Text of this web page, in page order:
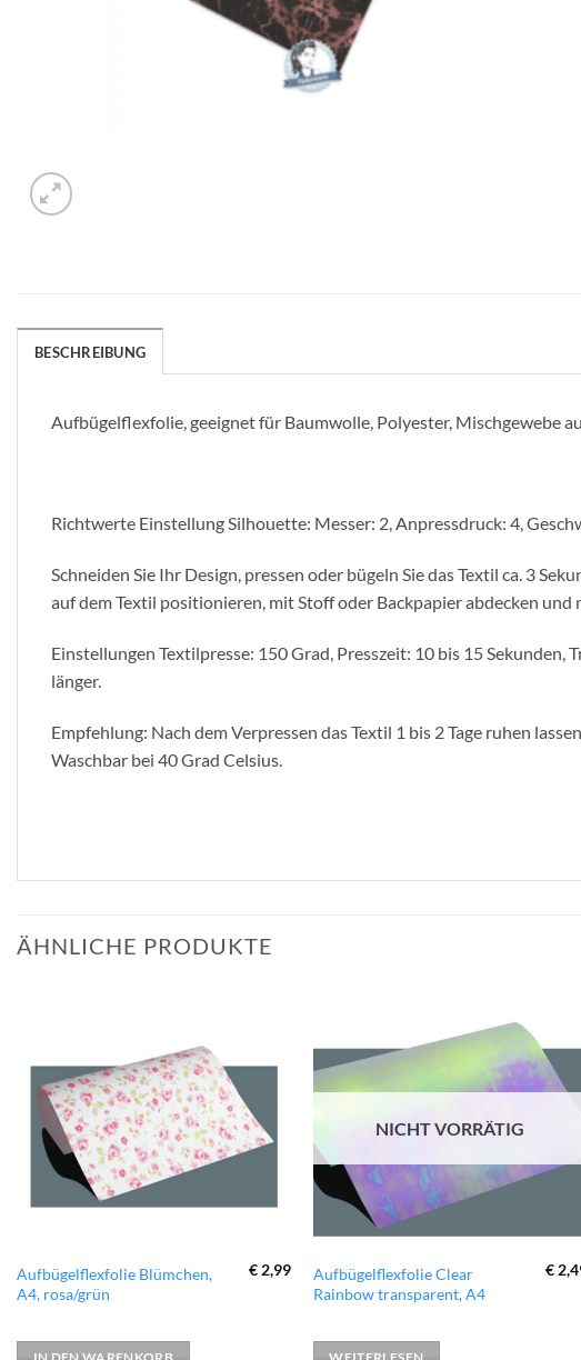
BESCHREIBUNG
Aufbügelflexfolie, geeignet für Baumwolle, Polyester, Mischgewebe
Richtwerte Einstellung Silhouette: Messer: 2, Anpressdruck: 4,
Schneiden Sie Ihr Design, pressen oder bügeln Sie das Textil ca. 3
auf dem Textil positionieren, mit Stoff oder Backpapier abdecken
Einstellungen Textilpresse: 150 Grad, Presszeit: 10 bis 15
länger.
Empfehlung: Nach dem Verpressen das Textil 1 bis 2 Tage ruhen
Waschbar bei 40 Grad Celsius.
ÄHNLICHE PRODUKTE
Wunschliste
hinzufügen
Aufbügelflexfolie Blümchen,
A4, rosa/grün
€ 2,99
zur
Wunschliste
hinzufügen
NICHT VORRÄTIG
Aufbügelflexfolie Clear
Rainbow transparent, A4
€